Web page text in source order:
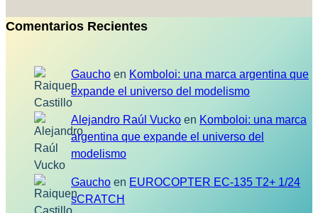
Comentarios Recientes
Gaucho en Komboloi: una marca argentina que
expande el universo del modelismo
Alejandro Raúl Vucko en Komboloi: una marca
argentina que expande el universo del
modelismo
Gaucho en EUROCOPTER EC-135 T2+ 1/24
sCRATCH